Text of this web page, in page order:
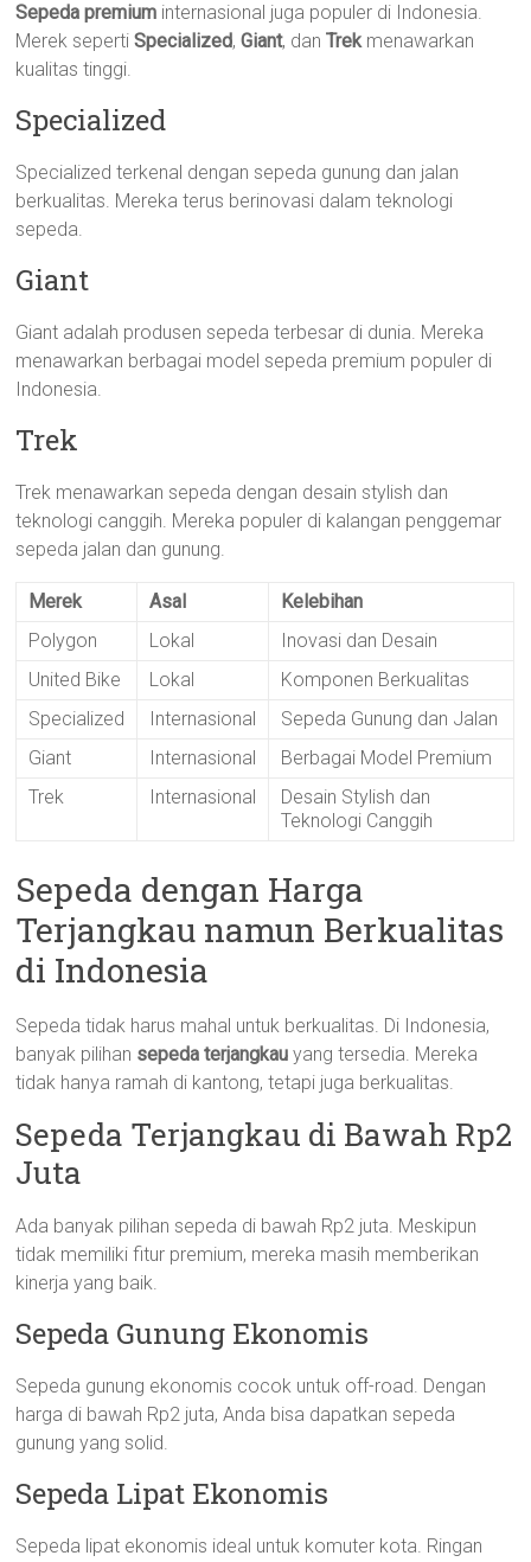
Sepeda premium internasional juga populer di Indonesia.
Merek sepertiSpecialized,Giant, danTrekmenawarkan
kualitas tinggi.
Specialized
Specialized terkenal dengan sepeda gunung dan jalan
berkualitas. Mereka terus berinovasi dalam teknologi
sepeda.
Giant
Giant adalah produsen sepeda terbesar di dunia. Mereka
menawarkan berbagai model sepeda premium populer di
Indonesia.
Trek
Trek menawarkan sepeda dengan desain stylish dan
teknologi canggih. Mereka populer di kalangan penggemar
sepeda jalan dan gunung.
Merek Asal
Kelebihan
Polygon
Lokal
Inovasi dan Desain
United Bike
Lokal
Komponen Berkualitas
Specialized
Internasional
Sepeda Gunung dan Jalan
Giant
Internasional
Berbagai Model Premium
Trek
Internasional
Desain Stylish dan
Teknologi Canggih
Sepeda dengan Harga
Terjangkau namun Berkualitas
di Indonesia
Sepeda tidak harus mahal untuk berkualitas. Di Indonesia,
banyak pilihan sepeda terjangkau yang tersedia. Mereka
tidak hanya ramah di kantong, tetapi juga berkualitas.
Sepeda Terjangkau di Bawah Rp2
Juta
Ada banyak pilihan sepeda di bawah Rp2 juta. Meskipun
tidak memiliki fitur premium, mereka masih memberikan
kinerja yang baik.
Sepeda Gunung Ekonomis
Sepeda gunung ekonomis cocok untuk off-road. Dengan
harga di bawah Rp2 juta, Anda bisa dapatkan sepeda
gunung yang solid.
Sepeda Lipat Ekonomis
Sepeda lipat ekonomis ideal untuk komuter kota. Ringan